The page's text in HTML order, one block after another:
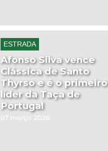
ESTRADA
Afonso Silva vence
Clássica de Santo
Thyrso e é o primeiro
líder da Taça de
Portugal
07 março 2026